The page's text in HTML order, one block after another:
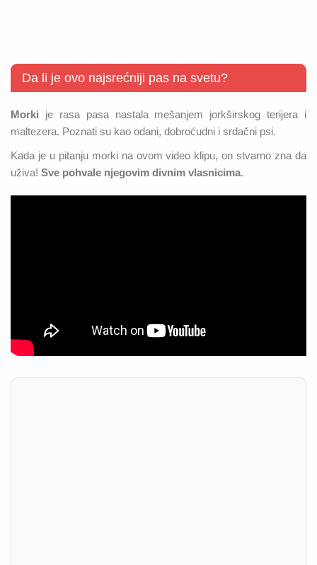
Da li je ovo najsrećniji pas na svetu?
Morki je rasa pasa nastala mešanjem jorkširskog terijera i
maltezera. Poznati su kao odani, dobroćudni i srdačni psi.
Kada je u pitanju morki na ovom video klipu, on stvarno zna da
uživa! Sve pohvale njegovim divnim vlasnicima.